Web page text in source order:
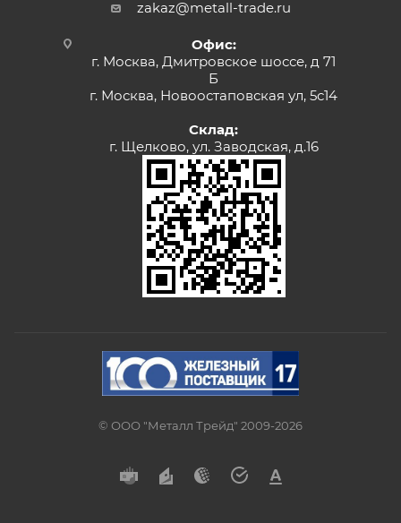
zakaz@metall-trade.ru
Офис:
г. Москва, Дмитровское шоссе, д 71
Б
г. Москва, Новоостаповская ул, 5с14
Склад:
г. Щелково, ул. Заводская, д.16
© ООО "Металл Трейд" 2009-2026